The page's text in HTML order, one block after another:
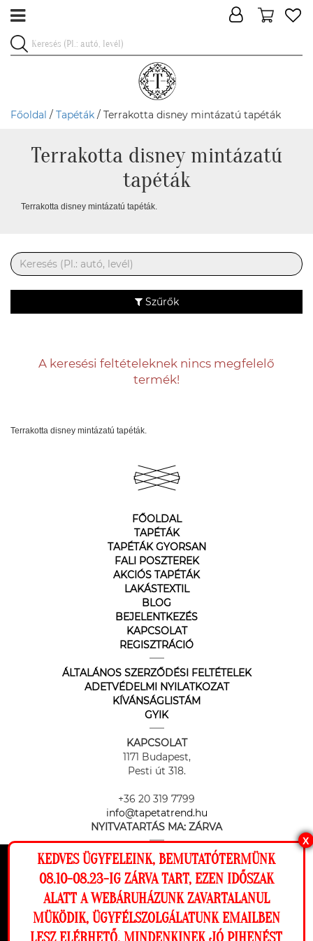
Ez a weboldal cookie-kat használ, hogy a
lehető legjobb élményt nyújtsa honlapunkon.
Beállítások
Főoldal / Tapéták / Terrakotta disney mintázatú tapéták
Terrakotta disney mintázatú
tapéták
Terrakotta disney mintázatú tapéták.
Szűrők
A keresési feltételeknek nincs megfelelő
termék!
Terrakotta disney mintázatú tapéták.
FŐOLDAL
TAPÉTÁK
TAPÉTÁK GYORSAN
FALI POSZTEREK
AKCIÓS TAPÉTÁK
LAKÁSTEXTIL
BLOG
BEJELENTKEZÉS
KAPCSOLAT
REGISZTRÁCIÓ
ÁLTALÁNOS SZERZŐDÉSI FELTÉTELEK
ADETVÉDELMI NYILATKOZAT
KÍVÁNSÁGLISTÁM
GYIK
KAPCSOLAT
1171 Budapest,
Pesti út 318.
+36 20 319 7799
info@tapetatrend.hu
NYITVATARTÁS MA: ZÁRVA
Az online fizetést a Barion Payment Zrt. biztosítja, MNB engedély
száma: H-EN-I-1064/2013
X
KEDVES ÜGYFELEINK, BEMUTATÓTERMÜNK
08.10-08.23-IG ZÁRVA TART, EZEN IDŐSZAK
ALATT A WEBÁRUHÁZUNK ZAVARTALANUL
MÜKÖDIK, ÜGYFÉLSZOLGÁLATUNK EMAILBEN